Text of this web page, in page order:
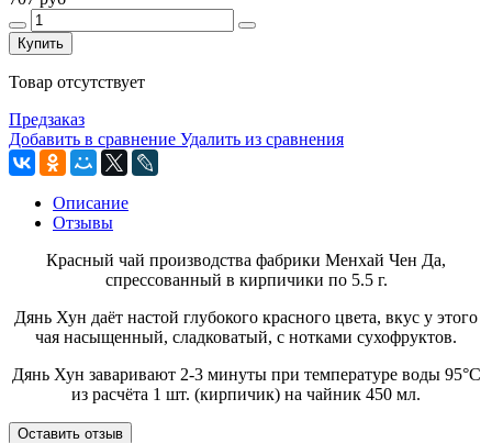
Купить
Товар отсутствует
Предзаказ
Добавить в сравнение Удалить из сравнения
Описание
Отзывы
Красный чай производства фабрики Менхай Чен Да,
спрессованный в кирпичики по 5.5 г.
Дянь Хун даёт настой глубокого красного цвета, вкус у этого
чая насыщенный, сладковатый, с нотками сухофруктов.
Дянь Хун заваривают 2-3 минуты при температуре воды 95°С
из расчёта 1 шт. (кирпичик) на чайник 450 мл.
Оставить отзыв